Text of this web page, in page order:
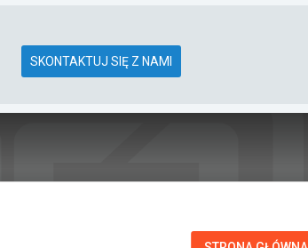
SKONTAKTUJ SIĘ Z NAMI